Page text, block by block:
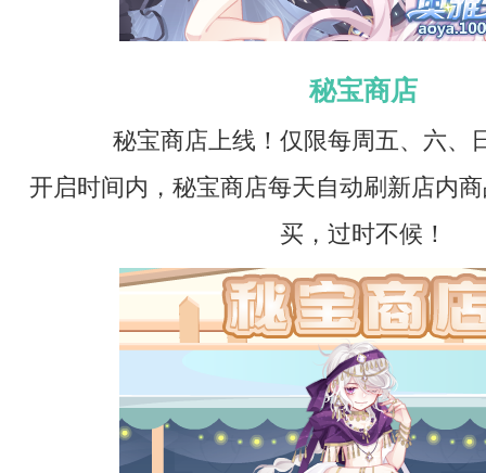
秘宝商店
秘宝商店上线！仅限每周五、六、
开启时间内，秘宝商店每天自动刷新店内
买，过时不候！